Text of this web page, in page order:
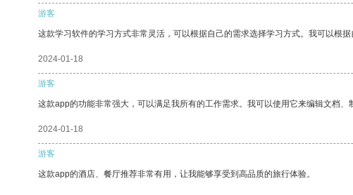
游客
这款学习软件的学习方式非常灵活，可以根据自己的需求选择学习方式。我可以根据
2024-01-18
游客
这款app的功能非常强大，可以满足我所有的工作需求。我可以使用它来编辑文档、
2024-01-18
游客
这款app的酒店、餐厅推荐非常有用，让我能够享受到高品质的旅行体验。